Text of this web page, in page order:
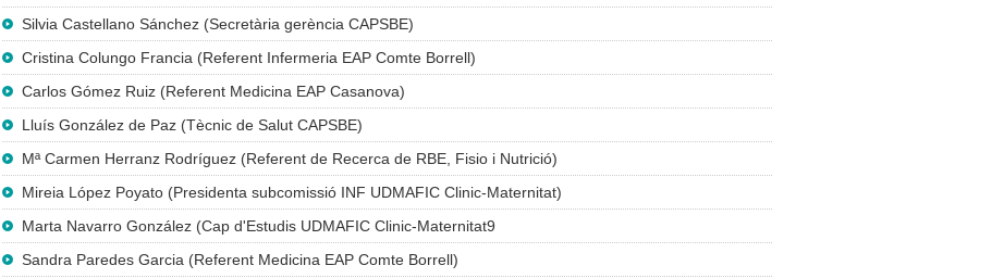
Silvia Castellano Sánchez (Secretària gerència CAPSBE)
Cristina Colungo Francia (Referent Infermeria EAP Comte Borrell)
Carlos Gómez Ruiz (Referent Medicina EAP Casanova)
Lluís González de Paz (Tècnic de Salut CAPSBE)
Mª Carmen Herranz Rodríguez (Referent de Recerca de RBE, Fisio i Nutrició)
Mireia López Poyato (Presidenta subcomissió INF UDMAFIC Clinic-Maternitat)
Marta Navarro González (Cap d'Estudis UDMAFIC Clinic-Maternitat9
Sandra Paredes Garcia (Referent Medicina EAP Comte Borrell)